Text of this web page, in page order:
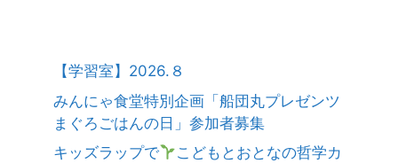
【学習室】2026.８
みんにゃ食堂特別企画「船団丸プレゼンツ
まぐろごはんの日」参加者募集
キッズラップで
こどもとおとなの哲学カ